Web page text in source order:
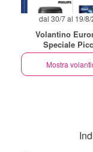
dal 30/7 al 19/8/
Volantino
Speciale
Mostra